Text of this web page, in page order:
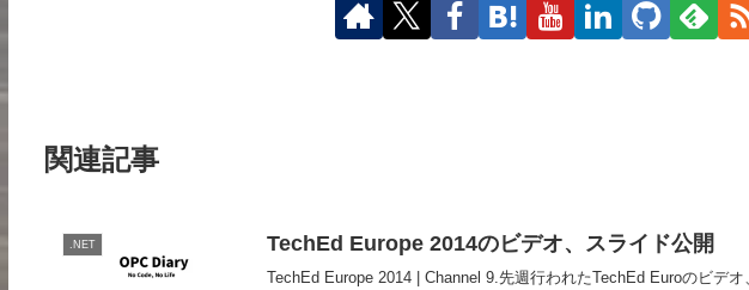
関連記事
.NET TechEd Europe 2014のビデオ、スライド公開
TechEd Europe 2014 | Channel 9.先週行われたTechEd Euroのビデオ